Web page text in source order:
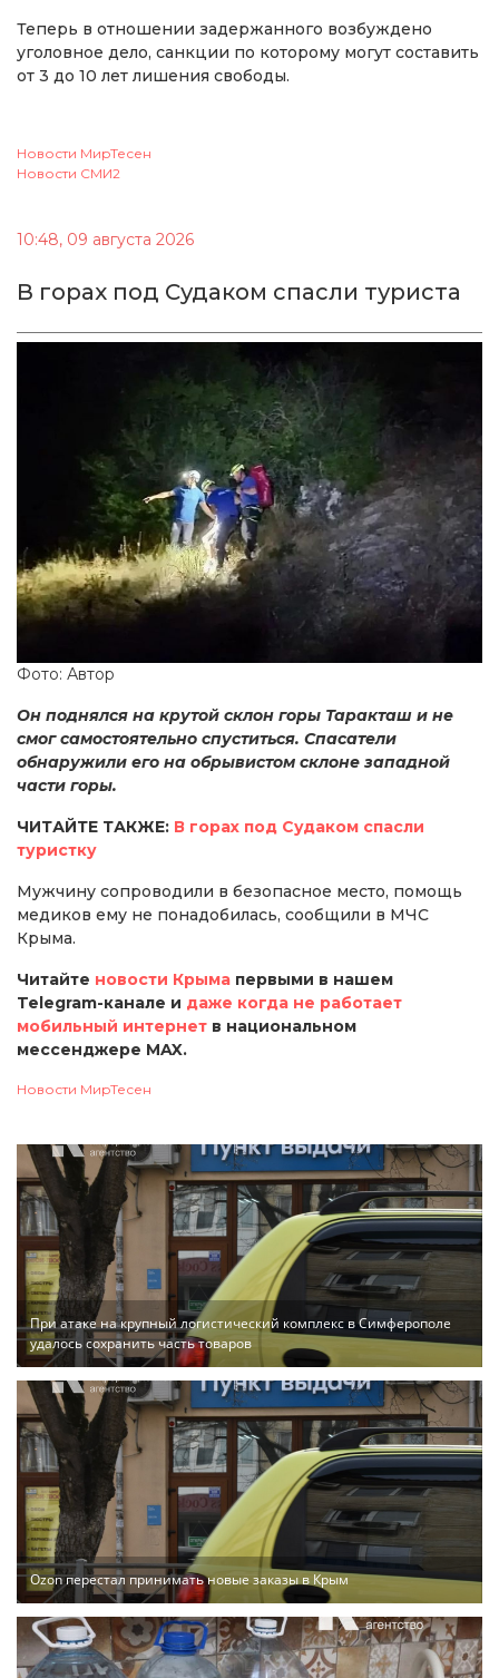
Теперь в отношении задержанного возбуждено
уголовное дело, санкции по которому могут составить
от 3 до 10 лет лишения свободы.
Новости МирТесен
Новости СМИ2
10:48, 09 августа 2026
В горах под Судаком спасли туриста
Фото: Автор
Он поднялся на крутой склон горы Таракташ и не
смог самостоятельно спуститься. Спасатели
обнаружили его на обрывистом склоне западной
части горы.
ЧИТАЙТЕ ТАКЖЕ: В горах под Судаком спасли
туристку
Мужчину сопроводили в безопасное место, помощь
медиков ему не понадобилась, сообщили в МЧС
Крыма.
Читайте новости Крыма первыми в нашем
Telegram-канале и даже когда не работает
мобильный интернет в национальном
мессенджере MAX.
Новости МирТесен
При атаке на крупный логистический комплекс в Симферополе
удалось сохранить часть товаров
Ozon перестал принимать новые заказы в Крым